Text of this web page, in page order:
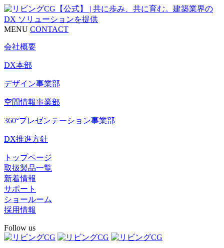
MENU CONTACT
会社概要
DX本部
デザイン事業部
空間情報事業部
360°プレゼンテーション事業部
DX推進方針
トップページ
取扱製品一覧
新着情報
サポート
ショールーム
採用情報
Follow us